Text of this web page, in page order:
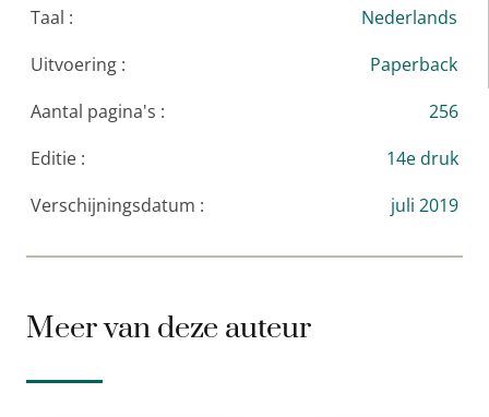
Taal :
Nederlands
Uitvoering :
Paperback
Aantal pagina's :
256
Editie :
14e druk
Verschijningsdatum :
juli 2019
Meer van deze auteur